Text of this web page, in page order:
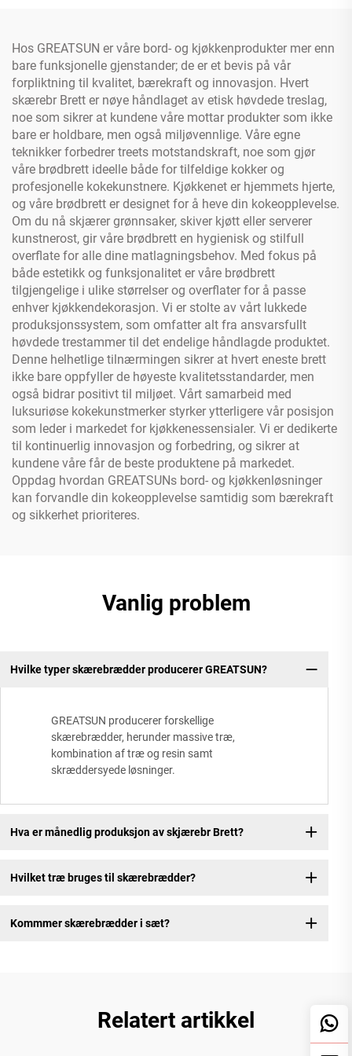
Hos GREATSUN er våre bord- og kjøkkenprodukter mer enn
bare funksjonelle gjenstander; de er et bevis på vår
forpliktning til kvalitet, bærekraft og innovasjon. Hvert
skærebr Brett er nøye håndlaget av etisk høvdede treslag,
noe som sikrer at kundene våre mottar produkter som ikke
bare er holdbare, men også miljøvennlige. Våre egne
teknikker forbedrer treets motstandskraft, noe som gjør
våre brødbrett ideelle både for tilfeldige kokker og
profesjonelle kokekunstnere. Kjøkkenet er hjemmets hjerte,
og våre brødbrett er designet for å heve din kokeopplevelse.
Om du nå skjærer grønnsaker, skiver kjøtt eller serverer
kunstnerost, gir våre brødbrett en hygienisk og stilfull
overflate for alle dine matlagningsbehov. Med fokus på
både estetikk og funksjonalitet er våre brødbrett
tilgjengelige i ulike størrelser og overflater for å passe
enhver kjøkkendekorasjon. Vi er stolte av vårt lukkede
produksjonssystem, som omfatter alt fra ansvarsfullt
høvdede trestammer til det endelige håndlagde produktet.
Denne helhetlige tilnærmingen sikrer at hvert eneste brett
ikke bare oppfyller de høyeste kvalitetsstandarder, men
også bidrar positivt til miljøet. Vårt samarbeid med
luksuriøse kokekunstmerker styrker ytterligere vår posisjon
som leder i markedet for kjøkkenessensialer. Vi er dedikerte
til kontinuerlig innovasjon og forbedring, og sikrer at
kundene våre får de beste produktene på markedet.
Oppdag hvordan GREATSUNs bord- og kjøkkenløsninger
kan forvandle din kokeopplevelse samtidig som bærekraft
og sikkerhet prioriteres.
Vanlig problem
Hvilke typer skærebrædder producerer GREATSUN?
GREATSUN producerer forskellige
skærebrædder, herunder massive træ,
kombination af træ og resin samt
skræddersyede løsninger.
Hva er månedlig produksjon av skjærebr Brett?
Hvilket træ bruges til skærebrædder?
Kommmer skærebrædder i sæt?
Relatert artikkel